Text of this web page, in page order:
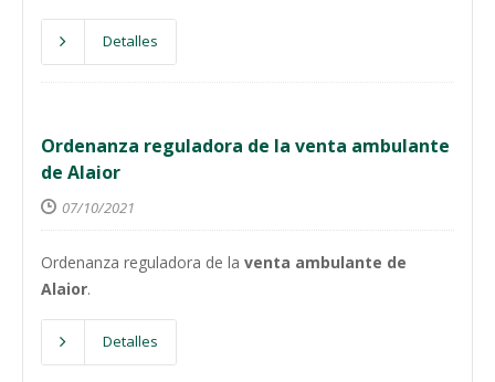
Detalles
Ordenanza reguladora de la venta ambulante
de Alaior
07/10/2021
Ordenanza reguladora de la venta ambulante de
Alaior.
Detalles